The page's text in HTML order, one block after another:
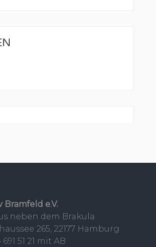
e.V.
neben dem Brakula
265, 22177 Hamburg
51 21 mit AB